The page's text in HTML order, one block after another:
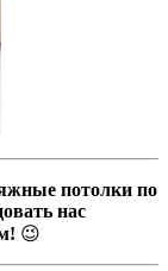
потолки по
нас
😉